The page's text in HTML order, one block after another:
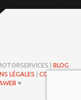
| BLOG
LÉGALES COOKIES
♥